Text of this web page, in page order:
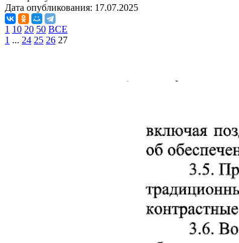
Дата опубликования: 17.07.2025
1 10 20 50 ВСЕ
1 ... 24 25 26 27